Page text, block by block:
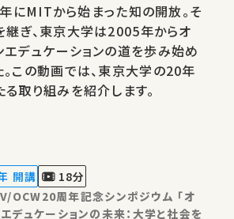
にMITから始まった知の開放。そ
継ぎ、東京大学は2005年からオ
エデュケーションの道を歩み始め
。この動画では、東京大学の20年
る取り組みを紹介します。
開講
18分
OCW20周年記念シンポジウム 「オ
デュケーションの未来：大学と社会を